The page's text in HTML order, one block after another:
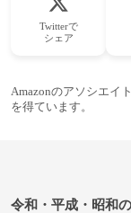
Twitterで
シェア
Amazonのアソシエイ
を得ています。
令和・平成・昭和